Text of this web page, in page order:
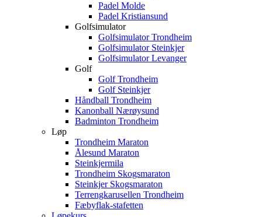
Padel Molde
Padel Kristiansund
Golfsimulator
Golfsimulator Trondheim
Golfsimulator Steinkjer
Golfsimulator Levanger
Golf
Golf Trondheim
Golf Steinkjer
Håndball Trondheim
Kanonball Nærøysund
Badminton Trondheim
Løp
Trondheim Maraton
Ålesund Maraton
Steinkjermila
Trondheim Skogsmaraton
Steinkjer Skogsmaraton
Terrengkarusellen Trondheim
Fæbyflak-stafetten